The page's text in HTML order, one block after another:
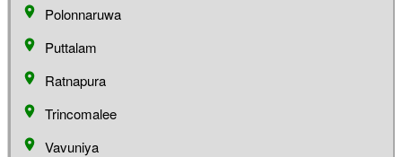
Polonnaruwa
Puttalam
Ratnapura
Trincomalee
Vavuniya